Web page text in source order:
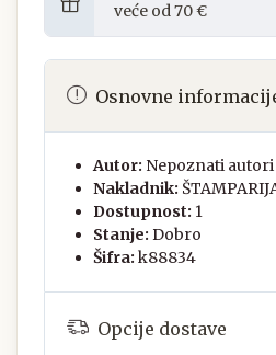
veće od 70 €
Osnovne
Autor: Nepoznati autori
Nakladnik:
Dostupnost: 1
Stanje: Dobro
Šifra: k88834
Opcije dostave